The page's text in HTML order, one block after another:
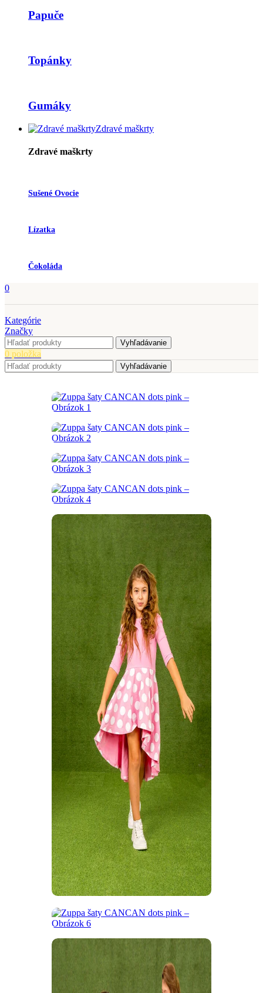
Papuče
Topánky
Gumáky
Zdravé maškrty
Zdravé maškrty
Sušené Ovocie
Lízatka
Čokoláda
0
Kategórie
Značky
Vyhľadávanie
0 položka
Vyhľadávanie